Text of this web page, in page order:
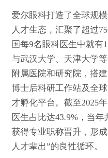
爱尔眼科打造了全球规
人才生态，汇聚了超过
国每9名眼科医生中就有
与武汉大学、天津大学
附属医院和研究院，搭
博士后科研工作站及全
才孵化平台。截至2025
医生占比达43.9%，当
获得专业职称晋升，形
人才辈出”的良性循环。